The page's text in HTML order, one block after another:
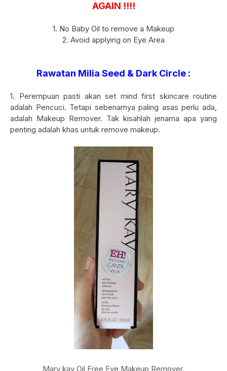
AGAIN !!!!
1. No Baby Oil to remove a Makeup
2. Avoid applying on Eye Area
Rawatan Milia Seed & Dark Circle :
1. Perempuan pasti akan set mind first skincare routine
adalah Pencuci. Tetapi sebenarnya paling asas perlu ada,
adalah Makeup Remover. Tak kisahlah jenama apa yang
penting adalah khas untuk remove makeup.
Mary kay Oil Free Eye Makeup Remover.